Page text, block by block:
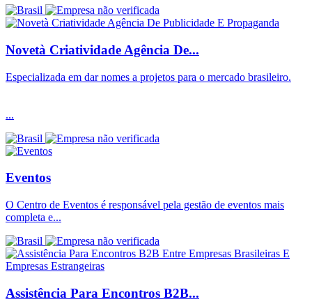
Novetà Criatividade Agência De...
Especializada em dar nomes a projetos para o mercado brasileiro.
...
Eventos
O Centro de Eventos é responsável pela gestão de eventos mais
completa e...
Assistência Para Encontros B2B...